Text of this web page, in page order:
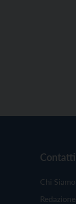
Contatti
Chi Siamo
Redazione